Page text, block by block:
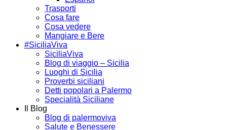
Trasporti
Cosa fare
Cosa vedere
Mangiare e Bere
#SiciliaViva
SiciliaViva
Blog di viaggio – Sicilia
Luoghi di Sicilia
Proverbi siciliani
Detti popolari a Palermo
Specialità Siciliane
Il Blog
Blog di palermoviva
Salute e Benessere